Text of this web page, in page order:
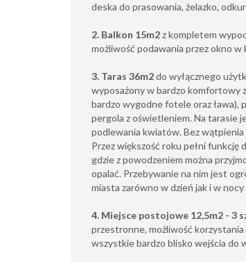
deska do prasowania, żelazko,
2. Balkon 15m2z kompletem
możliwość podawania przez okno w
3. Taras 36m2do wyłącznego
wyposażony w bardzo komfortowy
bardzo wygodne fotele oraz ława),
pergola z oświetleniem. Na tarasie
podlewania kwiatów. Bez
Przez większość roku pełni
gdzie z powodzeniem można
opalać. Przebywanie na nim jest
miasta zarówno w dzień jak i w
4. Miejsce postojowe 12,5m2 - 3
przestronne, możliwość
wszystkie bardzo blisko wejścia do